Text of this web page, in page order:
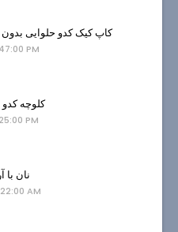
کاپ کیک کدو حلوایی
PM
کلوچه
PM
نان با
AM